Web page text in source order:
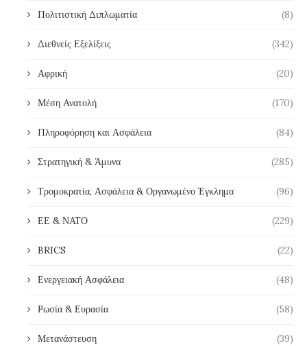
Πολιτιστική Διπλωματία (8)
Διεθνείς Εξελίξεις (342)
Αφρική (20)
Μέση Ανατολή (170)
Πληροφόρηση και Ασφάλεια (84)
Στρατηγική & Άμυνα (285)
Τρομοκρατία, Ασφάλεια & Οργανωμένο Έγκλημα (96)
ΕΕ & ΝΑΤΟ (229)
BRICS (22)
Ενεργειακή Ασφάλεια (48)
Ρωσία & Ευρασία (58)
Μετανάστευση (39)